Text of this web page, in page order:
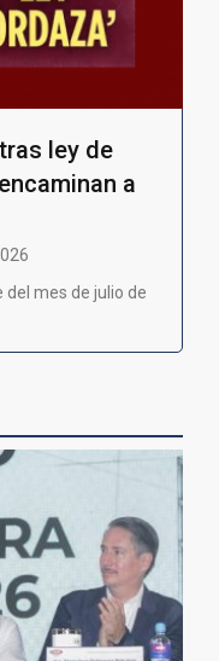
ley de
a
mes de julio de